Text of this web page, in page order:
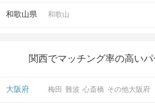
和歌山県 和歌山
関西でマッチング率の高い
大阪府 梅田 難波 心斎橋 その他大阪府